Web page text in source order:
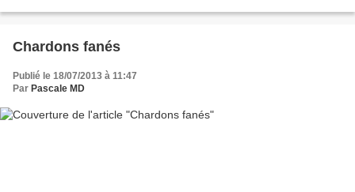
Chardons fanés
Publié le 18/07/2013 à 11:47
Par Pascale MD